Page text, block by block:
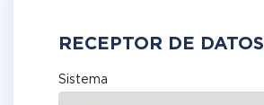
RECEPTOR DE DATOS
Sistema